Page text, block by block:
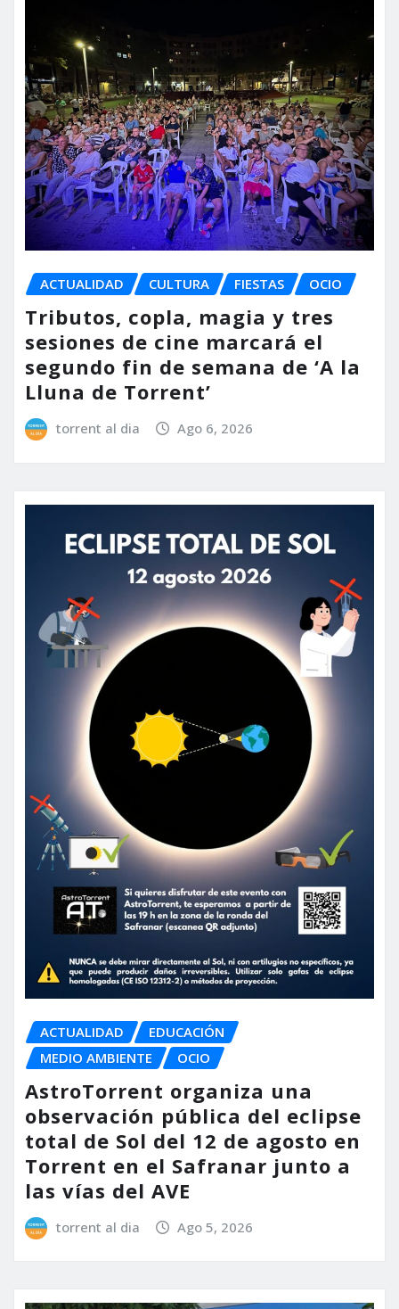
ACTUALIDAD CULTURA FIESTAS OCIO
Tributos, copla, magia y tres
sesiones de cine marcará el
segundo fin de semana de ‘A la
Lluna de Torrent’
torrent al dia Ago 6, 2026
ACTUALIDAD
EDUCACIÓN
MEDIO AMBIENTE
OCIO
AstroTorrent organiza una
observación pública del eclipse
total de Sol del 12 de agosto en
Torrent en el Safranar junto a
las vías del AVE
torrent al dia Ago 5, 2026